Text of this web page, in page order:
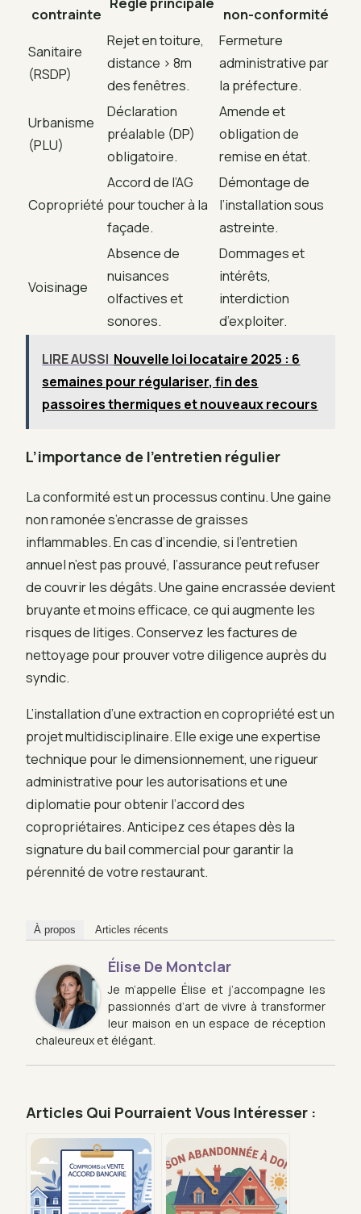
contrainte
non-conformité
Sanitaire
(RSDP)
Rejet en toiture,
distance > 8m
des fenêtres.
Fermeture
administrative par
la préfecture.
Urbanisme
(PLU)
Déclaration
préalable (DP)
obligatoire.
Amende et
obligation de
remise en état.
Copropriété
Accord de l’AG
pour toucher à la
façade.
Démontage de
l’installation sous
astreinte.
Voisinage
Absence de
nuisances
olfactives et
sonores.
Dommages et
intérêts,
interdiction
d’exploiter.
LIRE AUSSI Nouvelle loi locataire 2025 : 6
semaines pour régulariser, fin des
passoires thermiques et nouveaux recours
L’importance de l’entretien régulier
La conformité est un processus continu. Une gaine
non ramonée s’encrasse de graisses
inflammables. En cas d’incendie, si l’entretien
annuel n’est pas prouvé, l’assurance peut refuser
de couvrir les dégâts. Une gaine encrassée devient
bruyante et moins efficace, ce qui augmente les
risques de litiges. Conservez les factures de
nettoyage pour prouver votre diligence auprès du
syndic.
L’installation d’une extraction en copropriété est un
projet multidisciplinaire. Elle exige une expertise
technique pour le dimensionnement, une rigueur
administrative pour les autorisations et une
diplomatie pour obtenir l’accord des
copropriétaires. Anticipez ces étapes dès la
signature du bail commercial pour garantir la
pérennité de votre restaurant.
À propos Articles récents
Élise De Montclar
Je m’appelle Élise et j’accompagne les
passionnés d’art de vivre à transformer
leur maison en un espace de réception
chaleureux et élégant.
Articles Qui Pourraient Vous Intéresser :